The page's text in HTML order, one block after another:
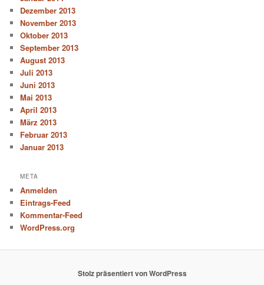
Dezember 2013
November 2013
Oktober 2013
September 2013
August 2013
Juli 2013
Juni 2013
Mai 2013
April 2013
März 2013
Februar 2013
Januar 2013
META
Anmelden
Eintrags-Feed
Kommentar-Feed
WordPress.org
Stolz präsentiert von WordPress